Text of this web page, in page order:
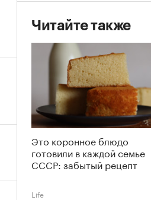
Читайте также
Это коронное блюдо
готовили в каждой семье
СССР: забытый рецепт
Life